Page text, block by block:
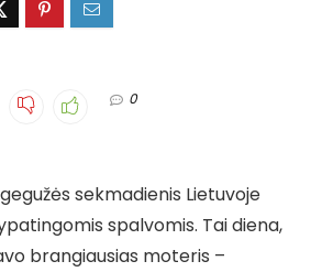
0
sekmadienis Lietuvoje
spalvomis. Tai diena,
brangiausias moteris –